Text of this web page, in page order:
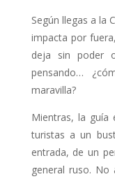
Según llegas a la
impacta por
deja sin poder
pensando…
maravilla?
Mientras, la guía
turistas a un
entrada, de un
general ruso. No